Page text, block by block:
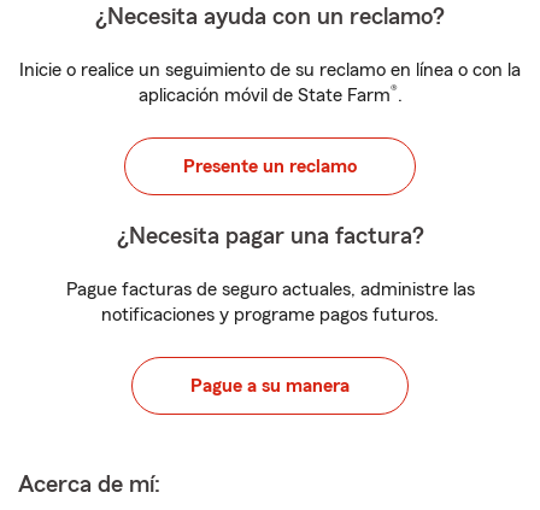
¿Necesita ayuda con un reclamo?
Inicie o realice un seguimiento de su reclamo en línea o con la
aplicación móvil de State Farm®.
Presente un reclamo
¿Necesita pagar una factura?
Pague facturas de seguro actuales, administre las
notificaciones y programe pagos futuros.
Pague a su manera
Acerca de mí: